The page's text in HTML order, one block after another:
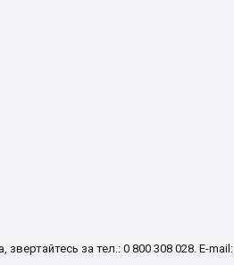
звертайтесь за тел.: 0 800 308 028. E-mail: